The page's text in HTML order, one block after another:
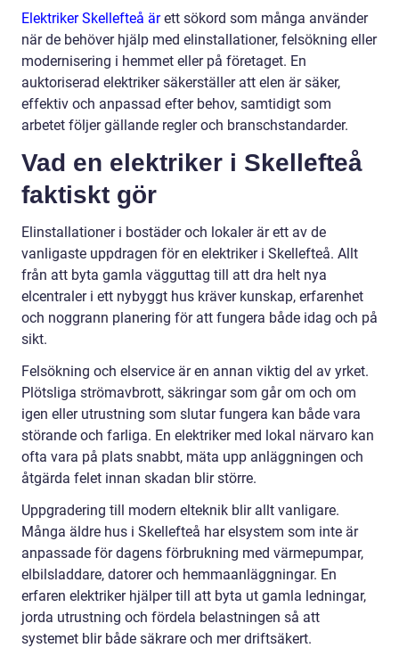
Elektriker Skellefteå ärett sökord som många använder
när de behöver hjälp med elinstallationer, felsökning eller
modernisering i hemmet eller på företaget. En
auktoriserad elektriker säkerställer att elen är säker,
effektiv och anpassad efter behov, samtidigt som
arbetet följer gällande regler och branschstandarder.
Vad en elektriker i Skellefteå
faktiskt gör
Elinstallationer i bostäder och lokaler är ett av de
vanligaste uppdragen för en elektriker i Skellefteå. Allt
från att byta gamla vägguttag till att dra helt nya
elcentraler i ett nybyggt hus kräver kunskap, erfarenhet
och noggrann planering för att fungera både idag och på
sikt.
Felsökning och elservice är en annan viktig del av yrket.
Plötsliga strömavbrott, säkringar som går om och om
igen eller utrustning som slutar fungera kan både vara
störande och farliga. En elektriker med lokal närvaro kan
ofta vara på plats snabbt, mäta upp anläggningen och
åtgärda felet innan skadan blir större.
Uppgradering till modern elteknik blir allt vanligare.
Många äldre hus i Skellefteå har elsystem som inte är
anpassade för dagens förbrukning med värmepumpar,
elbilsladdare, datorer och hemmaanläggningar. En
erfaren elektriker hjälper till att byta ut gamla ledningar,
jorda utrustning och fördela belastningen så att
systemet blir både säkrare och mer driftsäkert.